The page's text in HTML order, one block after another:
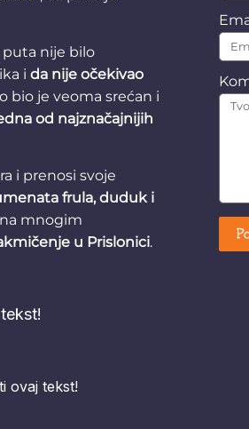
puta nije bilo
i da nije očekivao
bio je veoma srećan i
od najznačajnijih
i prenosi svoje
frula, duduk i
mnogim
u Prislonici.
ovaj tekst!